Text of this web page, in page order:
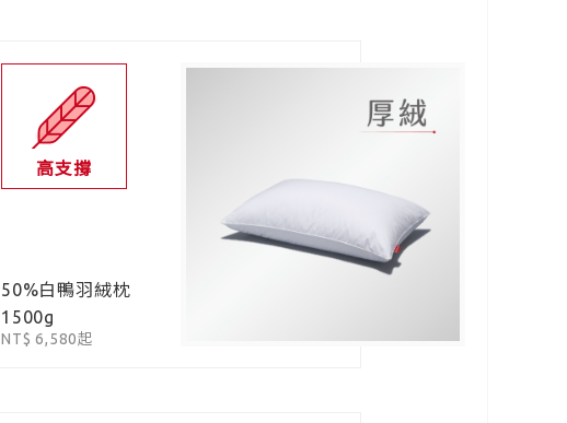
高支撐
50%白鴨羽絨枕
1500g
NT$ 6,580起